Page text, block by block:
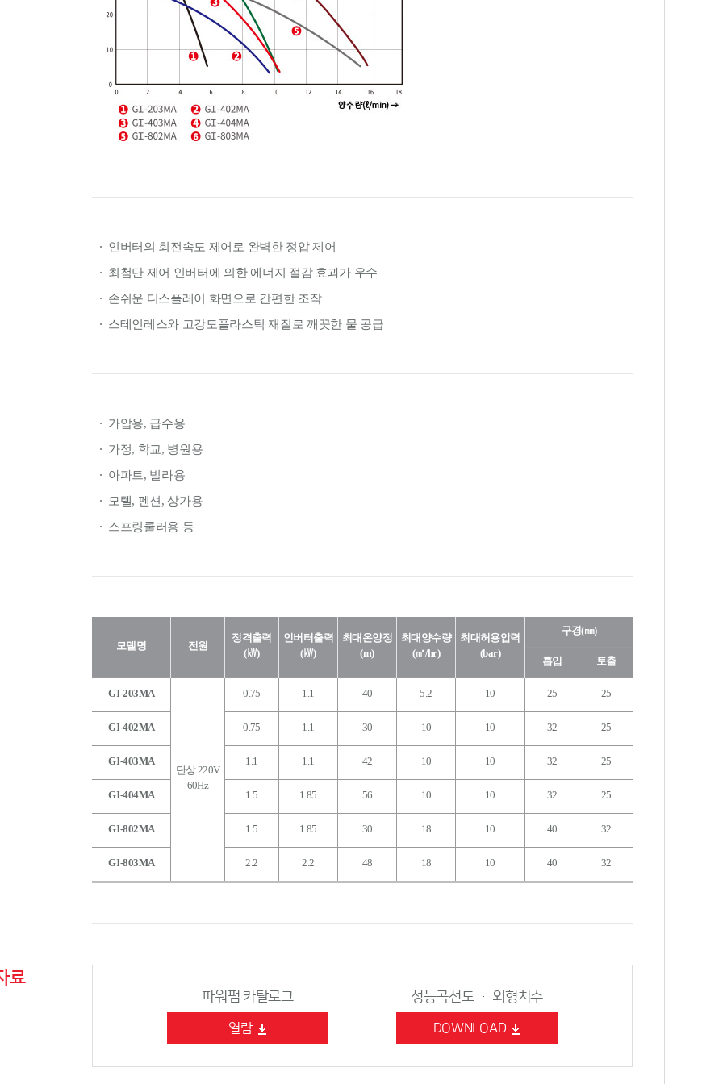
인버터의 회전속도 제어로 완벽한 정압 제어
최첨단 제어 인버터에 의한 에너지 절감 효과가 우수
손쉬운 디스플레이 화면으로 간편한 조작
스테인레스와 고강도플라스틱 재질로 깨끗한 물 공급
가압용, 급수용
가정, 학교, 병원용
아파트, 빌라용
모텔, 펜션, 상가용
스프링쿨러용 등
모델명 전원
정격출력
(㎾)
인버터출력
(㎾)
최대온양정
(m)
최대양수량
(㎥/hr)
최대허용압력
(bar)
구경(㎜)
흡입 토출
GI-203MA
단상 220V
60Hz
0.75 1.1 40 5.2 10 25 25
GI-402MA 0.75 1.1 30 10 10 32 25
GI-403MA 1.1 1.1 42 10 10 32 25
GI-404MA 1.5 1.85 56 10 10 32 25
GI-802MA 1.5 1.85 30 18 10 40 32
GI-803MA 2.2 2.2 48 18 10 40 32
료
파워펌 카탈로그
열람
성능곡선도 · 외형치수
DOWNLOAD